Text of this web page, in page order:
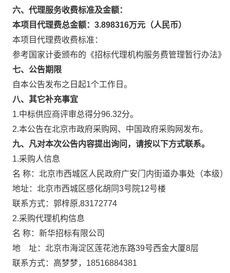
六、代理服务收费标准及金额：
本项目代理费总金额：3.898316万元（人民币）
本项目代理费收费标准：
参考国家计委颁布的《招标代理机构服务费管理暂行办法
七、公告期限
自本公告发布之日起1个工作日。
八、其它补充事宜
1.中标供应商评审总得分96.32分。
2.本公告在北京市政府采购网、中国政府采购网发布。
九、凡对本次公告内容提出询问，请按以下方式联系。
1.采购人信息
名 称：北京市西城区人民政府广安门内街道办事
地址：北京市西城区感化胡同3号院12号
联系方式：郭梓原,83172774
2.采购代理机构信息
名 称：新华招标有限公司
地 址：北京市海淀区莲花池东路39号
联系方式：高梦梦，